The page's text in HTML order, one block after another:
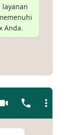
Anda.